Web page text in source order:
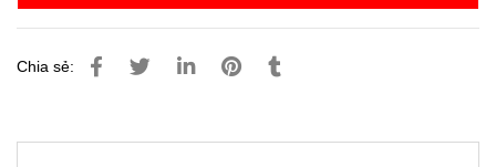
Chia sẻ: